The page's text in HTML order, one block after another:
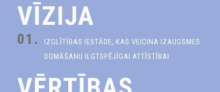
VĪZIJA
01.
IZGLĪTĪBAS IESTĀDE, KAS VEICINA IZAUGSMES
DOMĀŠANU ILGTSPĒJĪGAI ATTĪSTĪBAI